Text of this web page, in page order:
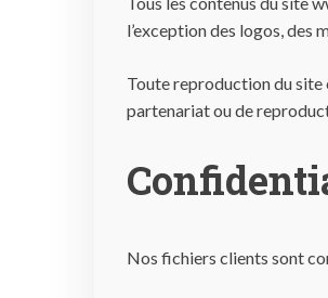
l’exception des logos, des
Toute reproduction du
partenariat ou de
Nos fichiers clients sont